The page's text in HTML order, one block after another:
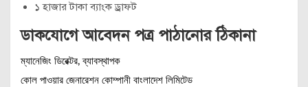
১ হাজার টাকা ব্যাংক ড্রাফট
ডাকযোগে আবেদন পত্র পাঠানোর ঠিকানা
ম্যানেজিং ডিরেক্টর, ব্যাবস্থাপক
কোল পাওয়ার জেনারেশন কোম্পানী বাংলাদেশ লিমিটেড